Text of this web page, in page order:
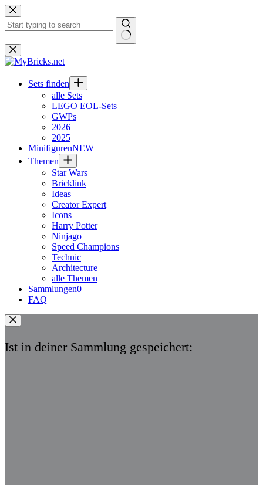
Zum
Inhalt
springen
Keine
Ergebnisse
Sets finden
alle Sets
LEGO EOL-Sets
GWPs
2026
2025
MinifigurenNEW
Themen
Star Wars
Bricklink
Ideas
Creator Expert
Icons
Harry Potter
Ninjago
Speed Champions
Technic
Architecture
alle Themen
Sammlungen0
FAQ
Ist in deiner Sammlung gespeichert: